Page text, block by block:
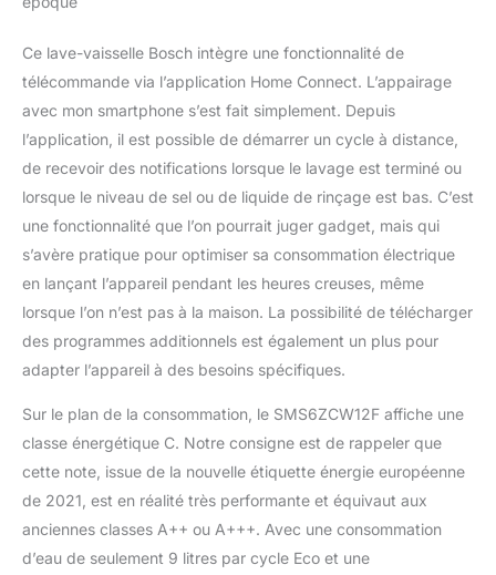
Ce lave-vaisselle Bosch intègre une fonctionnalité de
télécommande via l’application Home Connect. L’appairage
avec mon smartphone s’est fait simplement. Depuis
l’application, il est possible de démarrer un cycle à distance,
de recevoir des notifications lorsque le lavage est terminé ou
lorsque le niveau de sel ou de liquide de rinçage est bas. C’est
une fonctionnalité que l’on pourrait juger gadget, mais qui
s’avère pratique pour optimiser sa consommation électrique
en lançant l’appareil pendant les heures creuses, même
lorsque l’on n’est pas à la maison. La possibilité de télécharger
des programmes additionnels est également un plus pour
adapter l’appareil à des besoins spécifiques.
Sur le plan de la consommation, le SMS6ZCW12F affiche une
classe énergétique C. Notre consigne est de rappeler que
cette note, issue de la nouvelle étiquette énergie européenne
de 2021, est en réalité très performante et équivaut aux
anciennes classes A++ ou A+++. Avec une consommation
d’eau de seulement 9 litres par cycle Eco et une